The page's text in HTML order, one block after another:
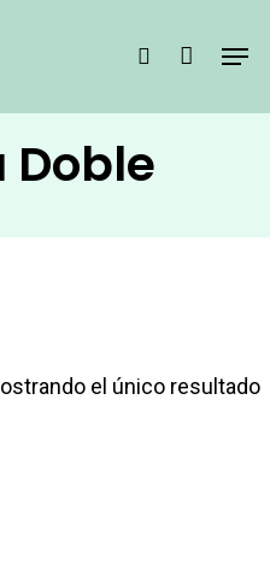
search
Doble
el único resultado